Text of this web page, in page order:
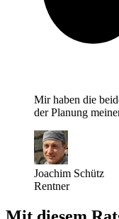
Mir haben die
der Planung
Joachim Schütz
Rentner